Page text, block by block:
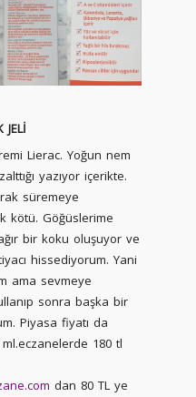
JELİ
Lierac. Yoğun nem
yazıyor içerikte.
süremeye
kötü. Göğüslerime
bir koku oluşuyor ve
hissediyorum. Yani
ama sevmeye
sonra başka bir
Piyasa fiyatı da
180 tl
dan 80 TL ye